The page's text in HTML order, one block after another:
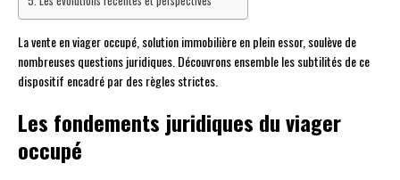
La vente en viager occupé, solution immobilière en plein essor, soulève de
nombreuses questions juridiques. Découvrons ensemble les subtilités de ce
dispositif encadré par des règles strictes.
Les fondements juridiques du viager
occupé